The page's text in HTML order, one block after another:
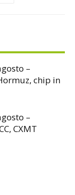
–
chip in
–
CXMT